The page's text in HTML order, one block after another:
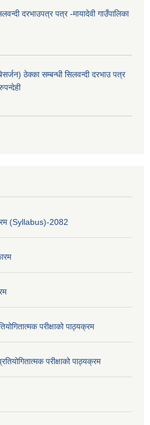
दरभाउपत्र पत्र -मायादेवी गाउँपालिका
ठेक्का सम्बन्धी सिलवन्दी दरभाउ पत्र
(Syllabus)-2082
परीक्षाको पाठ्यक्रम
परीक्षाको पाठ्यक्रम